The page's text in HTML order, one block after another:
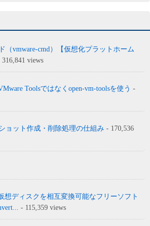
（vmware-cmd）【仮想化プラットホーム
316,841 views
Toolsではなくopen-vm-toolsを使う -
ョット作成・削除処理の仕組み - 170,536
想ディスクを相互変換可能なフリーソフト
- 115,359 views